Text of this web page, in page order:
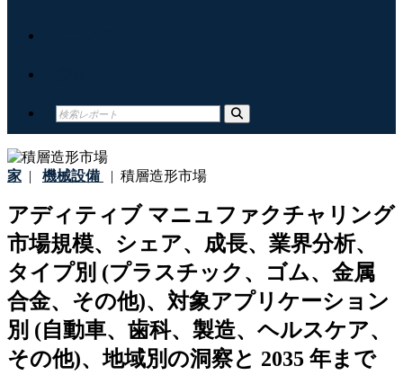
家 | 機械設備 | 積層造形市場
アディティブ マニュファクチャリング
市場規模、シェア、成長、業界分析、
タイプ別 (プラスチック、ゴム、金属
合金、その他)、対象アプリケーション
別 (自動車、歯科、製造、ヘルスケア、
その他)、地域別の洞察と 2035 年まで